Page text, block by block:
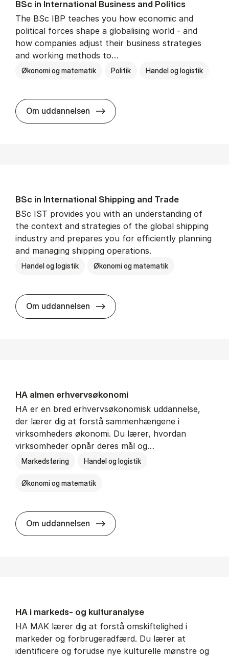
BSc in In­ter­na­tion­al Busi­ness and Polit­ics
The BSc IBP teaches you how economic and
political forces shape a globalising world - and
how companies adjust their business strategies
and working methods to…
Økonomi og matematik Politik Handel og logistik
Om uddannelsen BSc in In­ter­na­tion­al Busi­ness
BSc in In­ter­na­tion­al Ship­ping and Trade
BSc IST provides you with an understanding of
the context and strategies of the global shipping
industry and prepares you for efficiently planning
and managing shipping operations.
Handel og logistik Økonomi og matematik
Om uddannelsen BSc in In­ter­na­tion­al Ship­ping
HA al­men erhvervs­økonomi
HA er en bred erhvervsøkonomisk uddannelse,
der lærer dig at forstå sammenhængene i
virksomheders økonomi. Du lærer, hvordan
virksomheder opnår deres mål og…
Markedsføring Handel og logistik
Økonomi og matematik
Om uddannelsen HA al­men erhvervs­økonomi
HA i mar­keds- og kul­tu­r­a­na­ly­se
HA MAK lærer dig at forstå omskiftelighed i
markeder og forbrugeradfærd. Du lærer at
identificere og forudse nye kulturelle mønstre og